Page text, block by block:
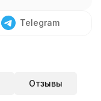
Telegram
Отзывы